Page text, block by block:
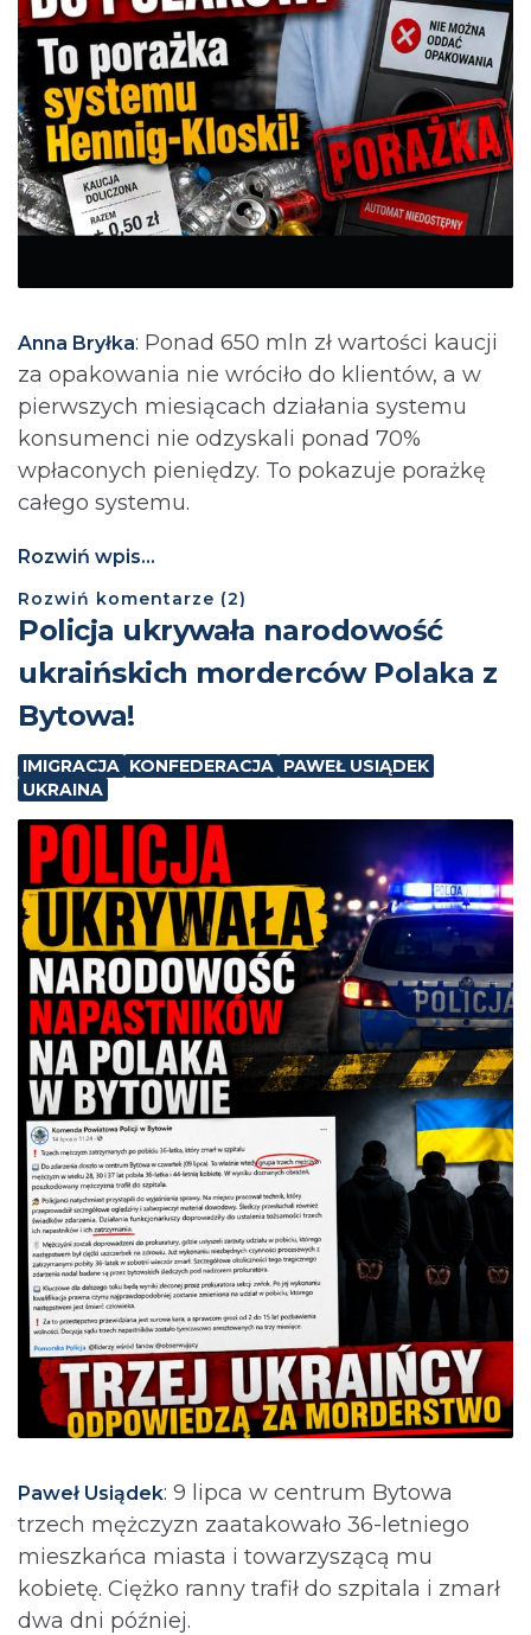
Anna Bryłka: Ponad 650 mln zł wartości kaucji
za opakowania nie wróciło do klientów, a w
pierwszych miesiącach działania systemu
konsumenci nie odzyskali ponad 70%
wpłaconych pieniędzy. To pokazuje porażkę
całego systemu.
Rozwiń wpis...
Rozwiń komentarze (2)
Policja ukrywała narodowość
ukraińskich morderców Polaka z
Bytowa!
IMIGRACJA KONFEDERACJA PAWEŁ USIĄDEK
UKRAINA
Paweł Usiądek: 9 lipca w centrum Bytowa
trzech mężczyzn zaatakowało 36-letniego
mieszkańca miasta i towarzyszącą mu
kobietę. Ciężko ranny trafił do szpitala i zmarł
dwa dni później.